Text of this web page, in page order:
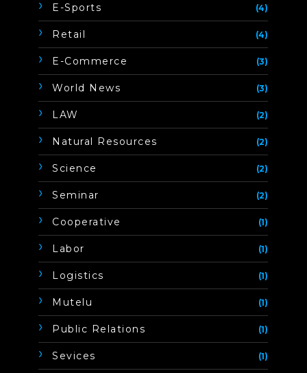
E-Sports (4)
Retail (4)
E-Commerce (3)
World News (3)
LAW (2)
Natural Resources (2)
Science (2)
Seminar (2)
Cooperative (1)
Labor (1)
Logistics (1)
Mutelu (1)
Public Relations (1)
Sevices (1)